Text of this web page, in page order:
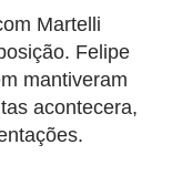
Martelli
Felipe
mantiveram
acontecera,